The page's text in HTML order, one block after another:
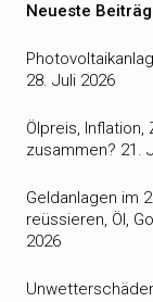
Neueste
28. Juli 2026
Ölpreis,
zusammen? 21.
Geldanlagen im
reüssieren, Öl,
2026